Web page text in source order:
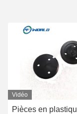
Vidéo
Pièces en